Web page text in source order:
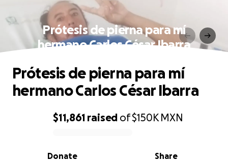
Prótesis de pierna para mí
hermano Carlos César Ibarra
0% complete
$11,861 raised of$150K MXN
Share
Donate
Prótesis de pierna para mí
hermano Carlos César Ibarra